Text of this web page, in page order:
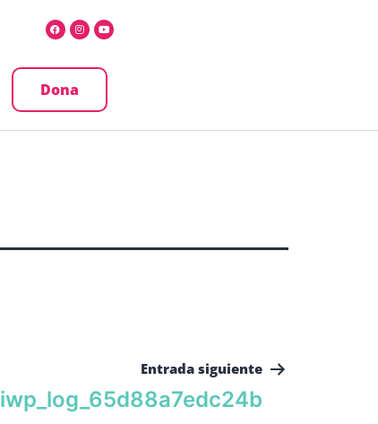
Dona
Entrada siguiente
iwp_log_65d88a7edc24b